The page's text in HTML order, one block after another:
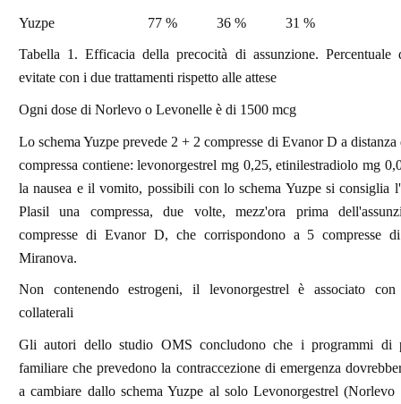
Yuzpe 77 %
36 %
31 %
Tabella 1. Efficacia della precocità di assunzione. Percentuale
evitate con i due trattamenti rispetto alle attese
Ogni dose di Norlevo o Levonelle è di 1500 mcg
Lo schema Yuzpe prevede 2 + 2 compresse di Evanor D a
compressa contiene: levonorgestrel mg 0,25, etinilestradiolo mg
la nausea e il vomito, possibili con lo schema Yuzpe si consiglia
Plasil una compressa, due volte, mezz'ora prima
compresse di Evanor D, che corrispondono a 5 compresse
Miranova.
Non contenendo estrogeni, il levonorgestrel è associato
collaterali
Gli autori dello studio OMS concludono che i programmi di
familiare che prevedono la contraccezione di emergenza
a cambiare dallo schema Yuzpe al solo Levonorgestrel